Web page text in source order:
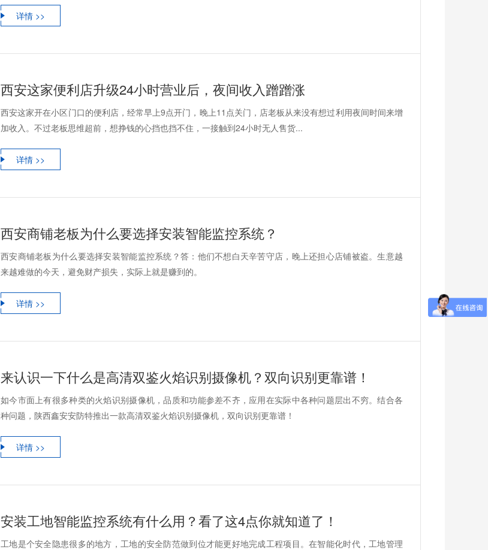
详情 >>
西安这家便利店升级24小时营业后，夜间收入蹭蹭涨
西安这家开在小区门口的便利店，经常早上9点开门，晚上11点关门，店老板从来没有想过利用夜间时间来增
加收入。不过老板思维超前，想挣钱的心挡也挡不住，一接触到24小时无人售货...
详情 >>
西安商铺老板为什么要选择安装智能监控系统？
西安商铺老板为什么要选择安装智能监控系统？答：他们不想白天辛苦守店，晚上还担心店铺被盗。生意越
来越难做的今天，避免财产损失，实际上就是赚到的。
详情 >>
来认识一下什么是高清双鉴火焰识别摄像机？双向识别更靠谱！
如今市面上有很多种类的火焰识别摄像机，品质和功能参差不齐，应用在实际中各种问题层出不穷。结合各
种问题，陕西鑫安安防特推出一款高清双鉴火焰识别摄像机，双向识别更靠谱！
详情 >>
安装工地智能监控系统有什么用？看了这4点你就知道了！
工地是个安全隐患很多的地方，工地的安全防范做到位才能更好地完成工程项目。在智能化时代，工地管理